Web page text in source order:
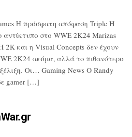
Η πρόσφατη απόφαση Triple H
αντίκτυπο στο WWE 2K24 Marizas
και η Visual Concepts δεν έχουν
2K24 ακόμα, αλλά το πιθανότερο
Οι… Gaming News Ο Randy
gamer […]